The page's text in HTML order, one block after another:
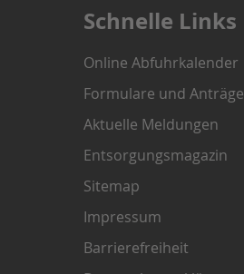
Schnelle Links
Online Abfuhrkalender
Formulare und Anträge
Aktuelle Meldungen
Entsorgungsmagazin
Sitemap
Impressum
Barrierefreiheit